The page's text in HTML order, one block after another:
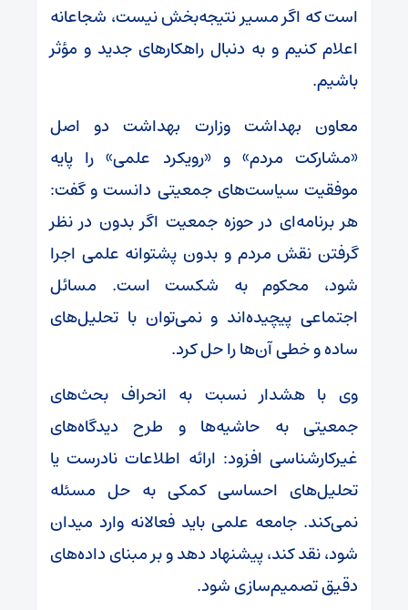
است که اگر مسیر نتیجه‌بخش نیست، شجاعانه
اعلام کنیم و به دنبال راهکارهای جدید و مؤثر
باشیم.
معاون بهداشت وزارت بهداشت دو اصل
«مشارکت مردم» و «رویکرد علمی» را پایه
موفقیت سیاست‌های جمعیتی دانست و گفت:
هر برنامه‌ای در حوزه جمعیت اگر بدون در نظر
گرفتن نقش مردم و بدون پشتوانه علمی اجرا
شود، محکوم به شکست است. مسائل
اجتماعی پیچیده‌اند و نمی‌توان با تحلیل‌های
ساده و خطی آن‌ها را حل کرد.
وی با هشدار نسبت به انحراف بحث‌های
جمعیتی به حاشیه‌ها و طرح دیدگاه‌های
غیرکارشناسی افزود: ارائه اطلاعات نادرست یا
تحلیل‌های احساسی کمکی به حل مسئله
نمی‌کند. جامعه علمی باید فعالانه وارد میدان
شود، نقد کند، پیشنهاد دهد و بر مبنای داده‌های
دقیق تصمیم‌سازی شود.